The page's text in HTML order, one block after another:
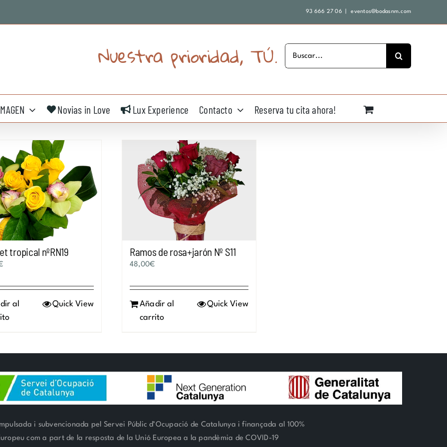
93 666 27 06 eventos@bodasnm.com
Nuestra prioridad, TÚ.
Novias in Love Lux Experience Contacto Reserva tu cita ahora!
tropical nºRN19
al
Quick View
Ramos de rosa+jarón Nº S11
48,00€
Añadir al
carrito
Quick View
i subvencionada pel Servei Públic d’Ocupació de Catalunya i finançada al 100%
com a part de la resposta de la Unió Europea a la pandèmia de COVID-19